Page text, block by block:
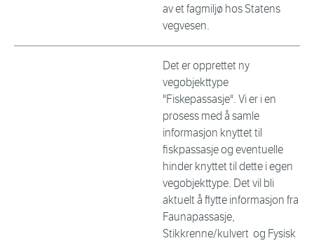
av et fagmiljø hos Statens
vegvesen.
Det er opprettet ny
vegobjekttype
"Fiskepassasje". Vi er i en
prosess med å samle
informasjon knyttet til
fiskpassasje og eventuelle
hinder knyttet til dette i egen
vegobjekttype. Det vil bli
aktuelt å flytte informasjon fra
Faunapassasje,
Stikkrenne/kulvert og Fysisk